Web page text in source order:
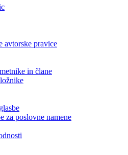
avtorske pravice
in člane
za poslovne namene